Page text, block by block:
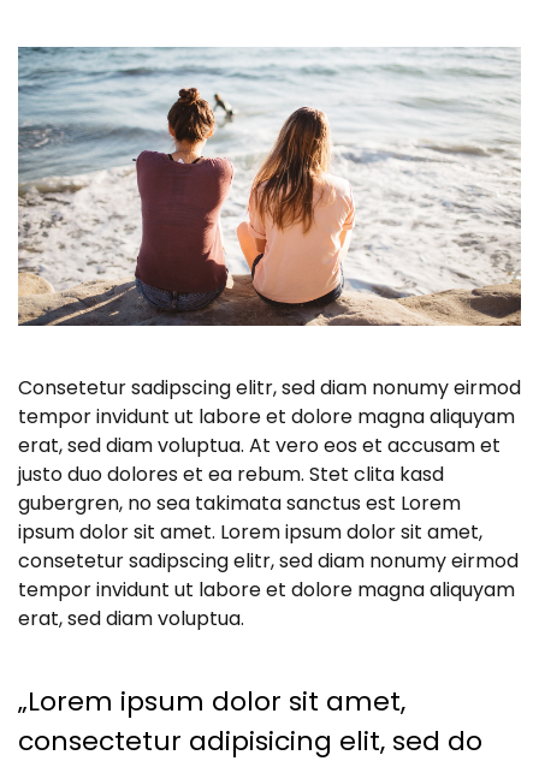
Consetetur sadipscing elitr, sed diam nonumy eirmod
tempor invidunt ut labore et dolore magna aliquyam
erat, sed diam voluptua. At vero eos et accusam et
justo duo dolores et ea rebum. Stet clita kasd
gubergren, no sea takimata sanctus est Lorem
ipsum dolor sit amet. Lorem ipsum dolor sit amet,
consetetur sadipscing elitr, sed diam nonumy eirmod
tempor invidunt ut labore et dolore magna aliquyam
erat, sed diam voluptua.
„Lorem ipsum dolor sit amet,
consectetur adipisicing elit, sed do